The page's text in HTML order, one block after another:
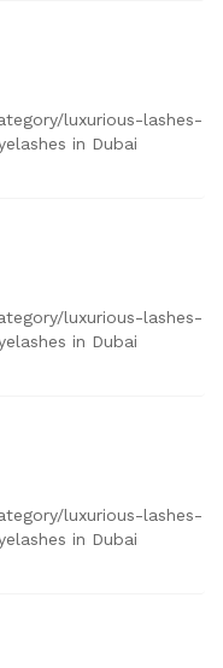
luxurious-lashes-
in Dubai
luxurious-lashes-
in Dubai
luxurious-lashes-
in Dubai